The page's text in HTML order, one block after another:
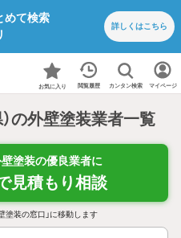
めて検索
詳しくはこちら
お気に入り 閲覧履歴 カンタン検索 マイページ
の外壁塗装業者一覧
塗装の優良業者に
見積もり相談
塗装の窓口」に移動します